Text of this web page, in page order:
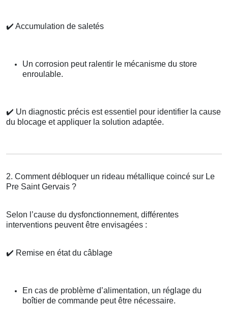
✔️ Accumulation de saletés
Un corrosion peut ralentir le mécanisme du store
enroulable.
✔️ Un diagnostic précis est essentiel pour identifier la cause
du blocage et appliquer la solution adaptée.
2. Comment débloquer un rideau métallique coincé sur Le
Pre Saint Gervais ?
Selon l’cause du dysfonctionnement, différentes
interventions peuvent être envisagées :
✔️ Remise en état du câblage
En cas de problème d’alimentation, un réglage du
boîtier de commande peut être nécessaire.